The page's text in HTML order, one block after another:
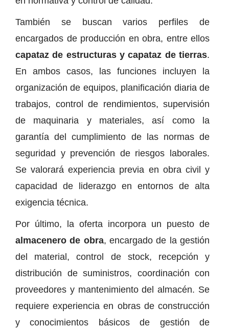
También se buscan varios perfiles de
encargados de producción en obra, entre ellos
capataz de estructuras y capataz de tierras.
En ambos casos, las funciones incluyen la
organización de equipos, planificación diaria de
trabajos, control de rendimientos, supervisión
de maquinaria y materiales, así como la
garantía del cumplimiento de las normas de
seguridad y prevención de riesgos laborales.
Se valorará experiencia previa en obra civil y
capacidad de liderazgo en entornos de alta
exigencia técnica.
Por último, la oferta incorpora un puesto de
almacenero de obra, encargado de la gestión
del material, control de stock, recepción y
distribución de suministros, coordinación con
proveedores y mantenimiento del almacén. Se
requiere experiencia en obras de construcción
y conocimientos básicos de gestión de